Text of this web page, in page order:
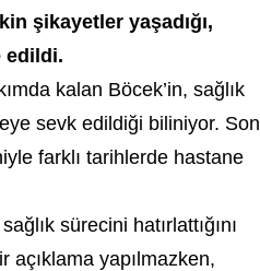
şikayetler yaşadığı,
edildi.
kalan Böcek’in, sağlık
sevk edildiği biliniyor. Son
farklı tarihlerde hastane
sürecini hatırlattığını
açıklama yapılmazken,